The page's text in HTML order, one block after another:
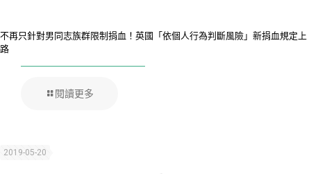
不再只針對男同志族群限制捐血！英國「依個人行為判斷風險」新捐血規定上
路
閱讀更多
2019-05-20